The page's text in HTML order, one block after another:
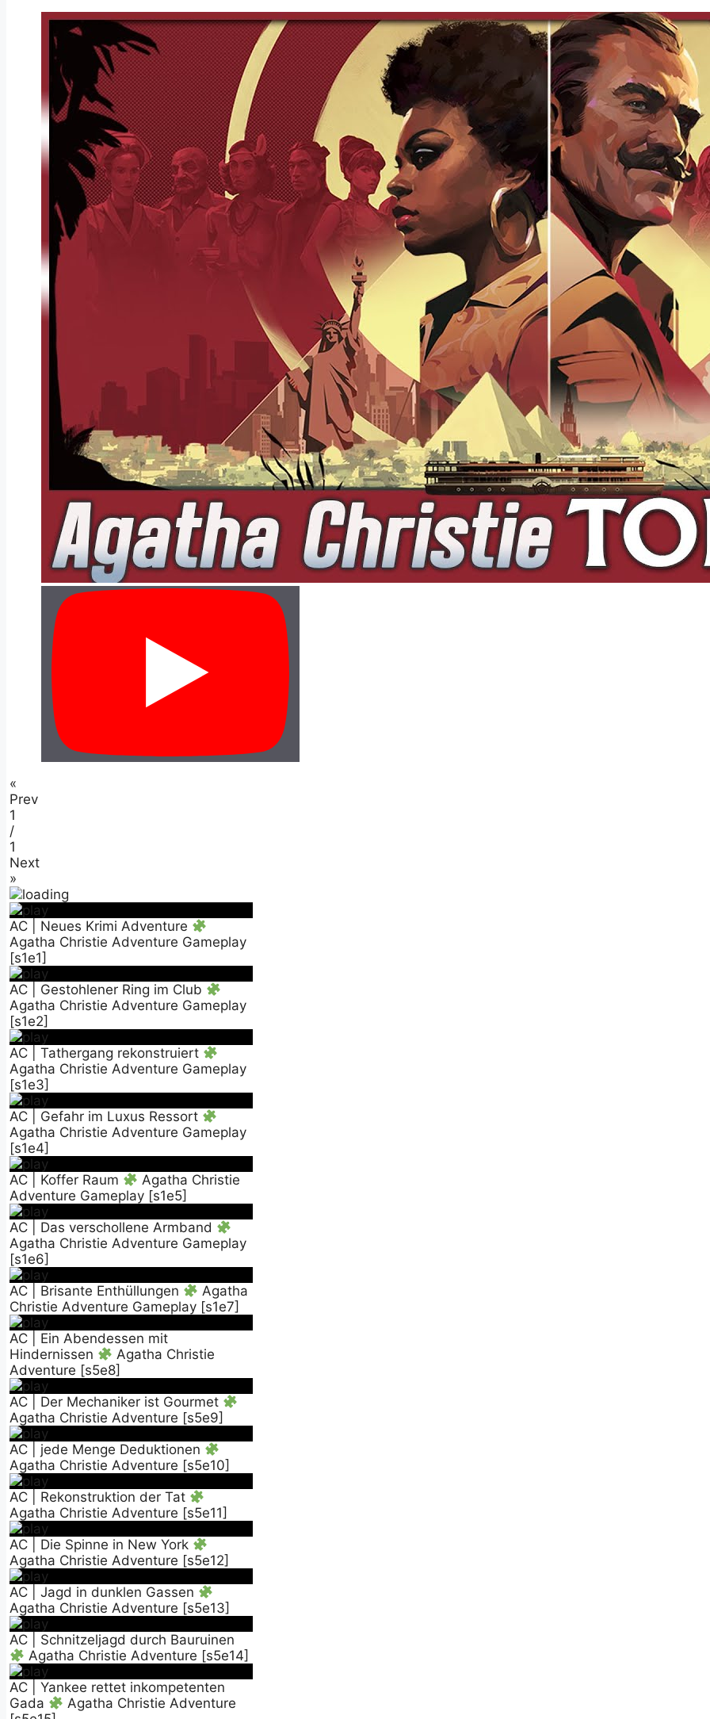
«
Prev
1
/
1
Next
»
AC | Neues Krimi Adventure
Agatha Christie Adventure Gameplay
[s1e1]
AC | Gestohlener Ring im Club
Agatha Christie Adventure Gameplay
[s1e2]
AC | Tathergang rekonstruiert
Agatha Christie Adventure Gameplay
[s1e3]
AC | Gefahr im Luxus Ressort
Agatha Christie Adventure Gameplay
[s1e4]
AC | Koffer Raum
Agatha Christie
Adventure Gameplay [s1e5]
AC | Das verschollene Armband
Agatha Christie Adventure Gameplay
[s1e6]
AC | Brisante Enthüllungen
Agatha
Christie Adventure Gameplay [s1e7]
AC | Ein Abendessen mit
Hindernissen
Agatha Christie
Adventure [s5e8]
AC | Der Mechaniker ist Gourmet
Agatha Christie Adventure [s5e9]
AC | jede Menge Deduktionen
Agatha Christie Adventure [s5e10]
AC | Rekonstruktion der Tat
Agatha Christie Adventure [s5e11]
AC | Die Spinne in New York
Agatha Christie Adventure [s5e12]
AC | Jagd in dunklen Gassen
Agatha Christie Adventure [s5e13]
AC | Schnitzeljagd durch Bauruinen
Agatha Christie Adventure [s5e14]
AC | Yankee rettet inkompetenten
Gada
Agatha Christie Adventure